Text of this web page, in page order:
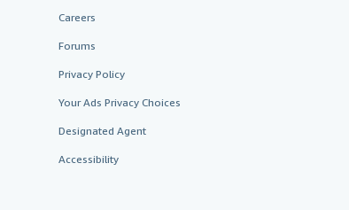
Careers
Forums
Privacy Policy
Your Ads Privacy Choices
Designated Agent
Accessibility